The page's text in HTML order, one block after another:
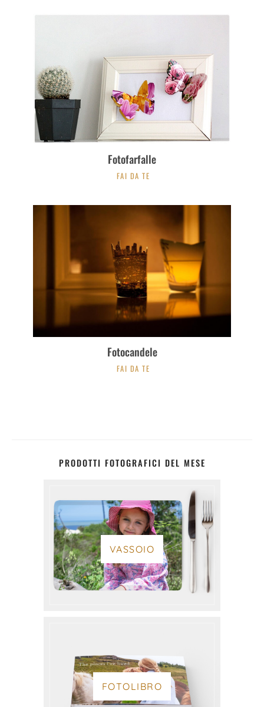
Fotofarfalle
FAI DA TE
Fotocandele
FAI DA TE
PRODOTTI FOTOGRAFICI DEL MESE
VASSOIO
FOTOLIBRO